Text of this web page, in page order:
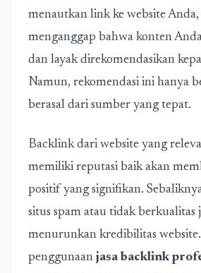
menautkan link ke website
menganggap bahwa konten
dan layak direkomendasikan
Namun, rekomendasi ini hanya
berasal dari sumber yang tepat.
Backlink dari website yang
memiliki reputasi baik akan
positif yang signifikan.
situs spam atau tidak berkualitas
menurunkan kredibilitas
penggunaan jasa backlink